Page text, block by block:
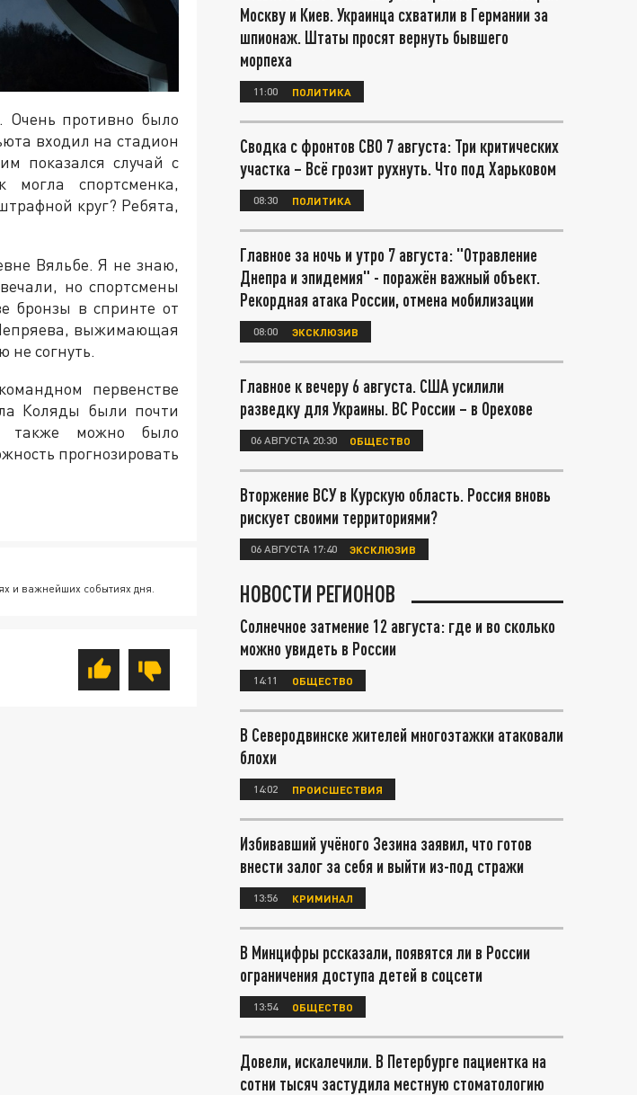
Очень противно было
входил на стадион
показался случай с
спортсменка,
круг? Ребята,
Вяльбе. Я не знаю,
но спортсмены
бронзы в спринте от
выжимающая
не согнуть.
первенстве
Коляды были почти
также можно было
прогнозировать
и важнейших событиях дня.
Москву и Киев. Украинца схватили в Германии за
шпионаж. Штаты просят вернуть бывшего
морпеха
11:00 ПОЛИТИКА
Сводка с фронтов СВО 7 августа: Три критических
участка – Всё грозит рухнуть. Что под Харьковом
08:30 ПОЛИТИКА
Главное за ночь и утро 7 августа: "Отравление
Днепра и эпидемия" - поражён важный объект.
Рекордная атака России, отмена мобилизации
08:00 ЭКСКЛЮЗИВ
Главное к вечеру 6 августа. США усилили
разведку для Украины. ВС России – в Орехове
06 АВГУСТА 20:30 ОБЩЕСТВО
Вторжение ВСУ в Курскую область. Россия вновь
рискует своими территориями?
06 АВГУСТА 17:40 ЭКСКЛЮЗИВ
НОВОСТИ РЕГИОНОВ
Солнечное затмение 12 августа: где и во сколько
можно увидеть в России
14:11 ОБЩЕСТВО
В Северодвинске жителей многоэтажки атаковали
блохи
14:02 ПРОИСШЕСТВИЯ
Избивавший учёного Зезина заявил, что готов
внести залог за себя и выйти из-под стражи
13:56 КРИМИНАЛ
В Минцифры рссказали, появятся ли в России
ограничения доступа детей в соцсети
13:54 ОБЩЕСТВО
Довели, искалечили. В Петербурге пациентка на
сотни тысяч застудила местную стоматологию